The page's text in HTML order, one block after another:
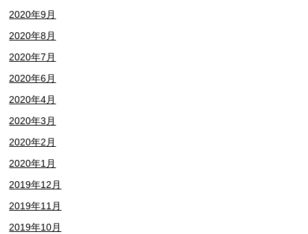
2020年9月
2020年8月
2020年7月
2020年6月
2020年4月
2020年3月
2020年2月
2020年1月
2019年12月
2019年11月
2019年10月